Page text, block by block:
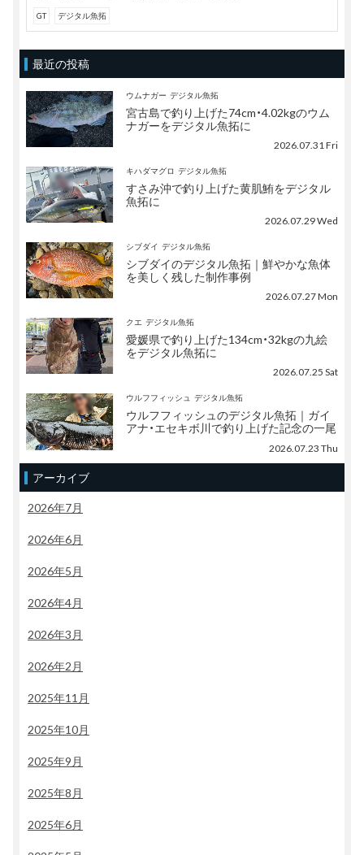
GT デジタル魚拓
最近の投稿
ウムナガー デジタル魚拓
宮古島で釣り上げた74cm・4.02kgのウム
ナガーをデジタル魚拓に
2026.07.31 Fri
キハダマグロ デジタル魚拓
すさみ沖で釣り上げた黄肌鮪をデジタル
魚拓に
2026.07.29 Wed
シブダイ デジタル魚拓
シブダイのデジタル魚拓｜鮮やかな魚体
を美しく残した制作事例
2026.07.27 Mon
クエ デジタル魚拓
愛媛県で釣り上げた134cm・32kgの九絵
をデジタル魚拓に
2026.07.25 Sat
ウルフフィッシュ デジタル魚拓
ウルフフィッシュのデジタル魚拓｜ガイ
アナ・エセキボ川で釣り上げた記念の一尾
2026.07.23 Thu
アーカイブ
2026年7月
2026年6月
2026年5月
2026年4月
2026年3月
2026年2月
2025年11月
2025年10月
2025年9月
2025年8月
2025年6月